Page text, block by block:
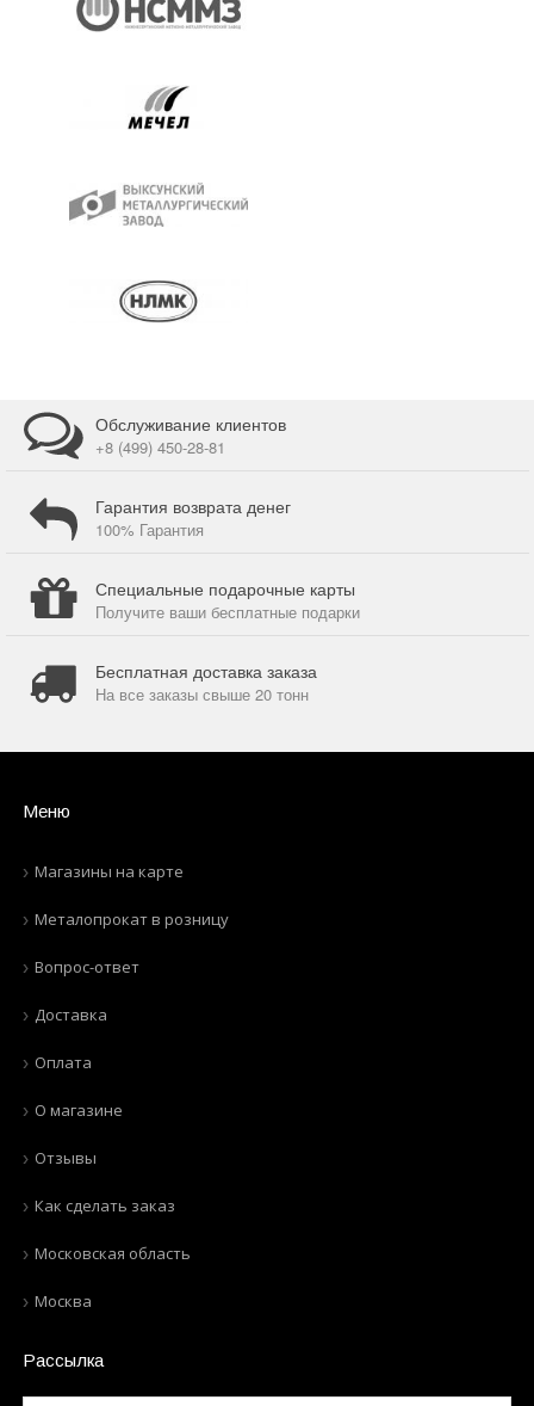
Обслуживание клиентов
+8 (499) 450-28-81
Гарантия возврата денег
100% Гарантия
Специальные подарочные карты
Получите ваши бесплатные подарки
Бесплатная доставка заказа
На все заказы свыше 20 тонн
Меню
Магазины на карте
Металопрокат в розницу
Вопрос-ответ
Доставка
Оплата
О магазине
Отзывы
Как сделать заказ
Московская область
Москва
Рассылка